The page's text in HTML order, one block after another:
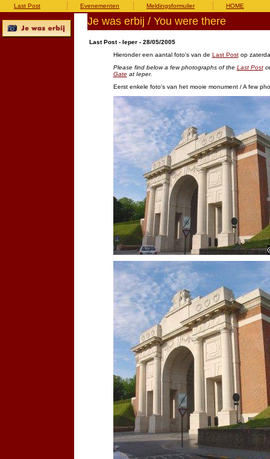
Last Post Evenementen Meldingsformulier HOME
Je was erbij / You were there
Last Post - Ieper - 28/05/2005
Hieronder een aantal foto's van de Last Postop
Please find below a few photographs of the Last Post
Gateat Ieper.
Eerst enkele foto's van het mooie monument / A few